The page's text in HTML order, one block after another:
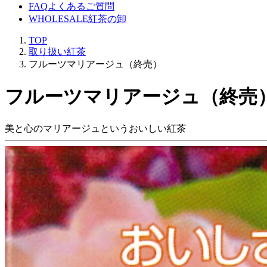
FAQよくあるご質問
WHOLESALE紅茶の卸
TOP
取り扱い紅茶
フルーツマリアージュ（終売）
フルーツマリアージュ（終売
美と心のマリアージュというおいしい紅茶